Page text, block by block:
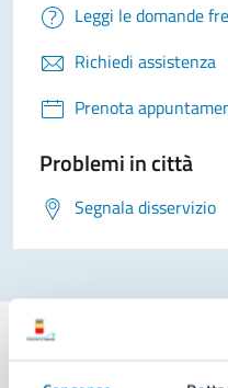
Leggi le domande
Richiedi assistenza
Prenota
Problemi in città
Segnala disservizio